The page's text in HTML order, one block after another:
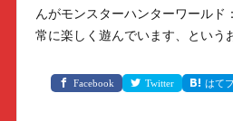
んがモンスターハンターワールド
常に楽しく遊んでいます、という
Facebook Twitter はて